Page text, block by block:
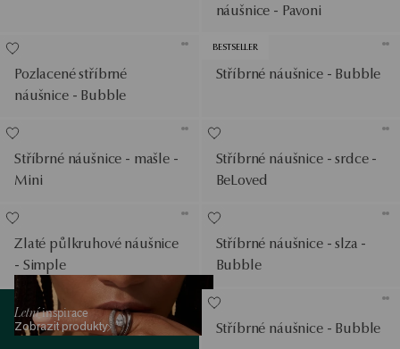
náušnice - Pavoni
Pozlacené stříbrné
náušnice - Bubble
BESTSELLER
Stříbrné náušnice - Bubble
Stříbrné náušnice - mašle -
Mini
Stříbrné náušnice - srdce -
BeLoved
Zlaté půlkruhové náušnice
- Simple
Stříbrné náušnice - slza -
Bubble
Letníinspirace
Zobrazit produkty
Zobrazit produkty
Stříbrné náušnice - Bubble